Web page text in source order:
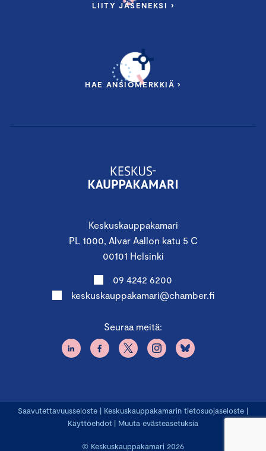
Keskuskauppakamari
PL 1000, Alvar Aallon katu 5 C
00101 Helsinki
09 4242 6200
keskuskauppakamari@chamber.fi
Seuraa meitä:
LIITY JÄSENEKSI ›
HAE ANSIOMERKKIÄ ›
© Keskuskauppakamari 2026
Saavutettavuusseloste | Keskuskauppakamarin tietosuojaseloste |
Käyttöehdot | Muuta evästeasetuksia